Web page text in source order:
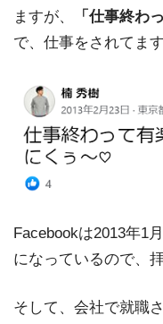
ますが、
「仕事終わ
で、仕事をされてます
Facebookは2013年1
になっているので、
そして、会社で就職